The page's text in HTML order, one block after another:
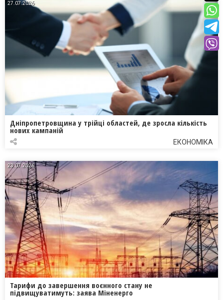
27.07.2026
Дніпропетровщина у трійці областей, де зросла кількість
нових кампаній
ЕКОНОМІКА
23.07.2026
Тарифи до завершення воєнного стану не
підвищуватимуть: заява Міненерго